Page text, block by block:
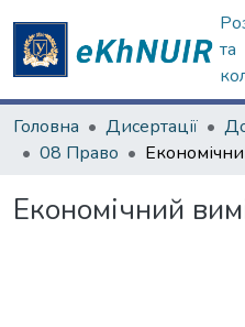
та
Головна Дисертації
08 Право
Економічний